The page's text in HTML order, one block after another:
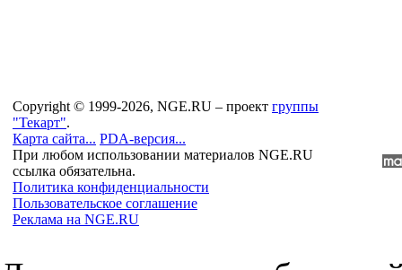
Copyright © 1999-2026, NGE.RU – проект группы
"Текарт".
Карта сайта... PDA-версия...
При любом использовании материалов NGE.RU
ссылка обязательна.
Политика конфиденциальности
Пользовательское соглашение
Реклама на NGE.RU